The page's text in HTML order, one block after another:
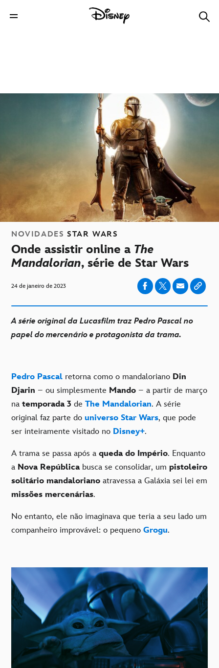
NOVIDADES STAR WARS
Onde assistir online a The
Mandalorian, série de Star Wars
24 de janeiro de 2023
A série original da Lucasfilm traz Pedro Pascal no
papel do mercenário e protagonista da trama.
Pedro Pascal retorna como o mandaloriano Din
Djarin – ou simplesmente Mando – a partir de março
na temporada 3 de The Mandalorian. A série
original faz parte do universo Star Wars, que pode
ser inteiramente visitado no Disney+.
A trama se passa após a queda do Império. Enquanto
a Nova Repúblicabusca se consolidar, um pistoleiro
solitário mandaloriano atravessa a Galáxia sei lei em
missões mercenárias.
No entanto, ele não imaginava que teria a seu lado um
companheiro improvável: o pequeno Grogu.